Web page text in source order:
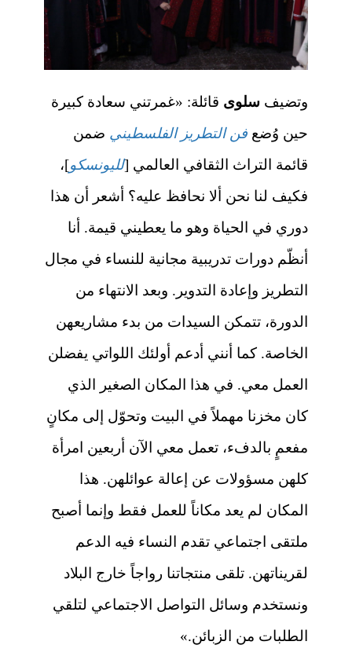
وتضيف سلوى قائلة: «غمرتني سعادة كبيرة
حين وُضع فن التطريز الفلسطيني ضمن
قائمة التراث الثقافي العالمي [لليونسكو]،
فكيف لنا نحن ألا نحافظ عليه؟ أشعر أن هذا
دوري في الحياة وهو ما يعطيني قيمة. أنا
أنظّم دورات تدريبية مجانية للنساء في مجال
التطريز وإعادة التدوير. وبعد الانتهاء من
الدورة، تتمكن السيدات من بدء مشاريعهن
الخاصة. كما أنني أدعم أولئك اللواتي يفضلن
العمل معي. في هذا المكان الصغير الذي
كان مخزنا مهملاً في البيت وتحوّل إلى مكانٍ
مفعمٍ بالدفء، تعمل معي الآن أربعين امرأة
كلهن مسؤولات عن إعالة عوائلهن. هذا
المكان لم يعد مكاناً للعمل فقط وإنما أصبح
ملتقى اجتماعي تقدم النساء فيه الدعم
لقريناتهن. تلقى منتجاتنا رواجاً خارج البلاد
ونستخدم وسائل التواصل الاجتماعي لتلقي
الطلبات من الزبائن.»